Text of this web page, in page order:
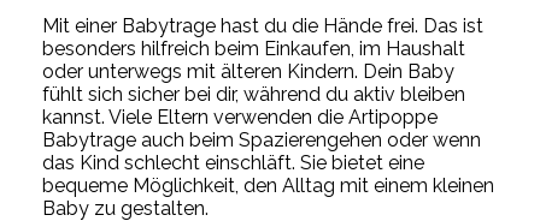
Mit einer Babytrage hast du die Hände frei. Das ist
besonders hilfreich beim Einkaufen, im Haushalt
oder unterwegs mit älteren Kindern. Dein Baby
fühlt sich sicher bei dir, während du aktiv bleiben
kannst. Viele Eltern verwenden die Artipoppe
Babytrage auch beim Spazierengehen oder wenn
das Kind schlecht einschläft. Sie bietet eine
bequeme Möglichkeit, den Alltag mit einem kleinen
Baby zu gestalten.